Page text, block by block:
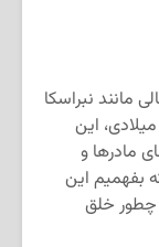
مانند نبراسکا
این
مادرها و
بفهمیم این
چطور خلق